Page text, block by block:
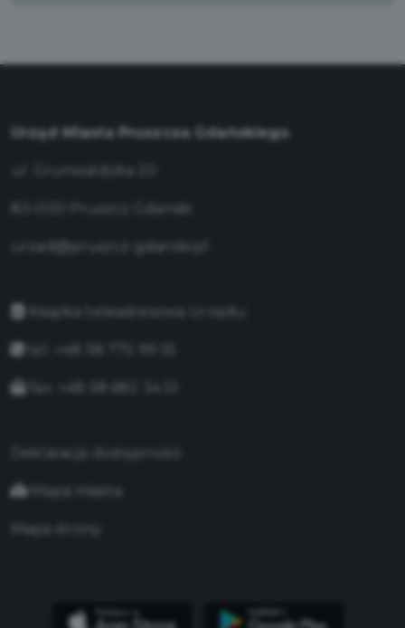
Urząd Miasta Pruszcza Gdańskiego
urzad@pruszcz-gdanski.pl
Książka teleadresowa Urzędu
Deklaracja dostępności
Mapa miasta
Mapa strony